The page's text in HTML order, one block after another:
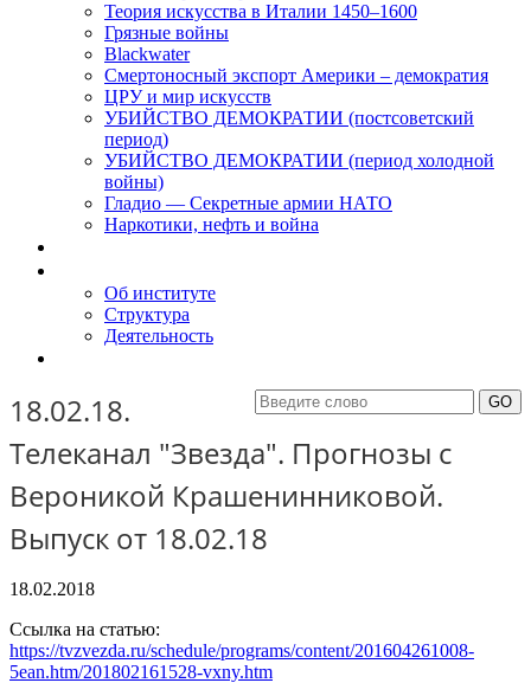
Теория искусства в Италии 1450–1600
Грязные войны
Blackwater
Смертоносный экспорт Америки – демократия
ЦРУ и мир искусств
УБИЙСТВО ДЕМОКРАТИИ (постсоветский
период)
УБИЙСТВО ДЕМОКРАТИИ (период холодной
войны)
Гладио — Секретные армии НАТО
Наркотики, нефть и война
Об институте
Структура
Деятельность
18.02.18.
Телеканал "Звезда". Прогнозы с
Вероникой Крашенинниковой.
Выпуск от 18.02.18
18.02.2018
Ссылка на статью:
https://tvzvezda.ru/schedule/programs/content/201604261008-
5ean.htm/201802161528-vxny.htm